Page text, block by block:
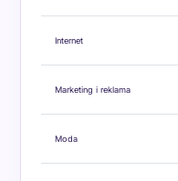
Internet
Marketing i reklama
Moda